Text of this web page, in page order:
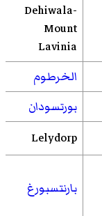
Dehiwala-
Mount
Lavinia
الخرطوم
بورتسودان
Lelydorp
بارنتسبورغ